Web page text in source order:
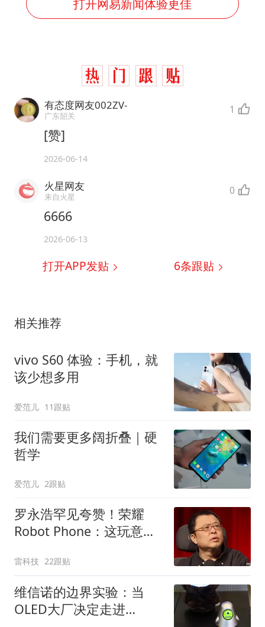
打开网易新闻体验更佳
有态度网友002ZV-
广东韶关 1
[赞]
2026-06-14
火星网友
来自火星 0
6666
2026-06-13
打开APP发贴 6条跟贴
相关推荐
vivo S60 体验：手机，就
该少想多用
爱范儿 11跟贴
我们需要更多阔折叠｜硬
哲学
爱范儿 2跟贴
罗永浩罕见夸赞！荣耀
Robot Phone：这玩意儿
雷科技 22跟贴
维信诺的边界实验：当
OLED大厂决定走进